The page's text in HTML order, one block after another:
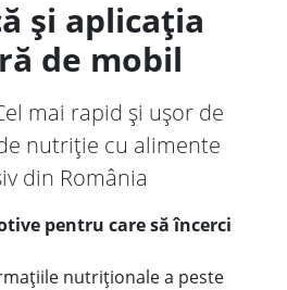
și aplicația
de mobil
mai rapid și ușor de
nutriție cu alimente
din România
pentru care să încerci
nutriționale a peste